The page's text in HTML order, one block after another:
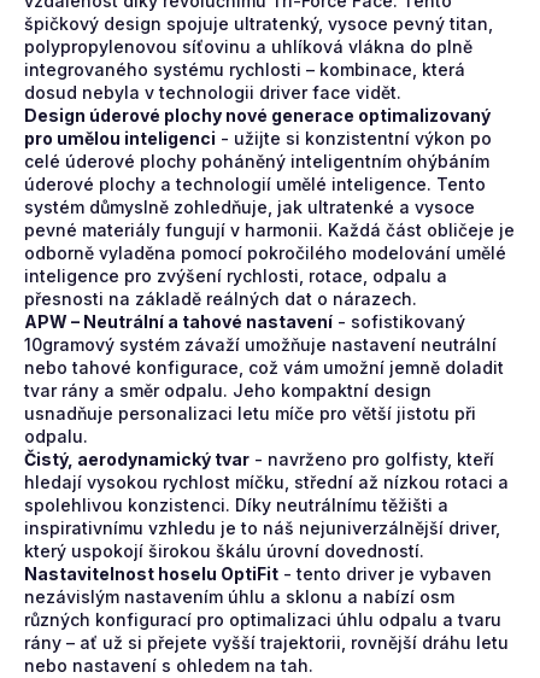
špičkový design spojuje ultratenký, vysoce pevný titan,
polypropylenovou síťovinu a uhlíková vlákna do plně
integrovaného systému rychlosti – kombinace, která
dosud nebyla v technologii driver face vidět.
Design úderové plochy nové generace optimalizovaný
pro umělou inteligenci - užijte si konzistentní výkon po
celé úderové plochy poháněný inteligentním ohýbáním
úderové plochy a technologií umělé inteligence. Tento
systém důmyslně zohledňuje, jak ultratenké a vysoce
pevné materiály fungují v harmonii. Každá část obličeje je
odborně vyladěna pomocí pokročilého modelování umělé
inteligence pro zvýšení rychlosti, rotace, odpalu a
přesnosti na základě reálných dat o nárazech.
APW – Neutrální a tahové nastavení - sofistikovaný
10gramový systém závaží umožňuje nastavení neutrální
nebo tahové konfigurace, což vám umožní jemně doladit
tvar rány a směr odpalu. Jeho kompaktní design
usnadňuje personalizaci letu míče pro větší jistotu při
odpalu.
Čistý, aerodynamický tvar - navrženo pro golfisty, kteří
hledají vysokou rychlost míčku, střední až nízkou rotaci a
spolehlivou konzistenci. Díky neutrálnímu těžišti a
inspirativnímu vzhledu je to náš nejuniverzálnější driver,
který uspokojí širokou škálu úrovní dovedností.
Nastavitelnost hoselu OptiFit - tento driver je vybaven
nezávislým nastavením úhlu a sklonu a nabízí osm
různých konfigurací pro optimalizaci úhlu odpalu a tvaru
rány – ať už si přejete vyšší trajektorii, rovnější dráhu letu
nebo nastavení s ohledem na tah.